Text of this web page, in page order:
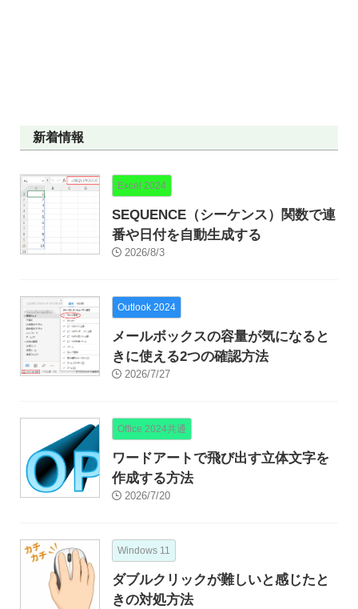
新着情報
Excel 2024
SEQUENCE（シーケンス）関数で連
番や日付を自動生成する
2026/8/3
Outlook 2024
メールボックスの容量が気になると
きに使える2つの確認方法
2026/7/27
Office 2024共通
ワードアートで飛び出す立体文字を
作成する方法
2026/7/20
Windows 11
ダブルクリックが難しいと感じたと
きの対処方法